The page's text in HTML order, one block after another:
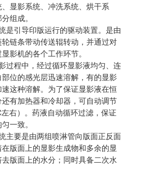
显影系统、冲洗系统、烘干系
组成。
是引导印版运行的驱动装置。是由
链条带动传送辊转动，并通过对
影机的各个工作环节。
过程中，经过循环显影液均匀、连
位的感光层迅速溶解，有的显影
这种溶解。为了保证显影液在恒
有加热器和冷却器，可自动调节
右）。药液自动循环过滤，保证
一致。
主要是由两组喷淋管向版面正反面
版面上的显影生成物和多余的显
版面上的水分；同时具备二次水